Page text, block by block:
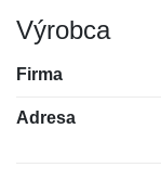
Výrobca
Firma
Adresa